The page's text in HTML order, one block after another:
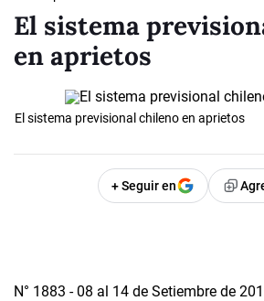
El sistema
en aprietos
El sistema previsional chileno en aprietos
+ Seguir en
N° 1883 - 08 al 14 de Setiembre de